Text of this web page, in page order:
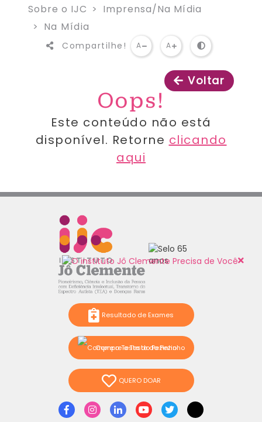
Sobre o IJC
Imprensa/Na Mídia
Na Mídia
Compartilhe! A A
Voltar
Oops!
Este conteúdo não está
disponível. Retorne clicando
aqui
Resultado de Exames
Compre o Teste do Pezinho
QUERO DOAR
FacebookInstagram
LinkedinYoutubeTwitterTikTok